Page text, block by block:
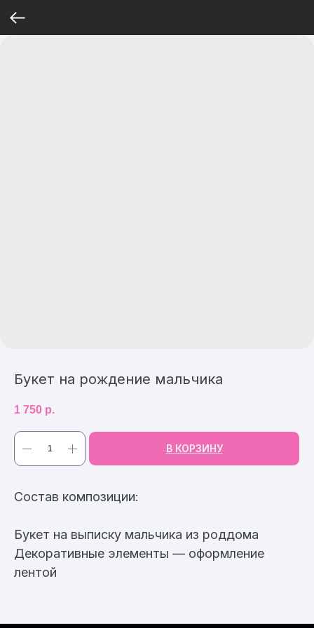
Букет на рождение мальчика
1 750 р.
В КОРЗИНУ
Cостав композиции:
Букет на выписку мальчика из роддома
Декоративные элементы — оформление
лентой